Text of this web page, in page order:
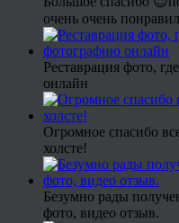
очень очень
Реставрация фото,
онлайн
Огромное спасибо
холсте!
Безумно рады
фото, видео отзыв.